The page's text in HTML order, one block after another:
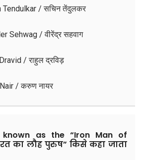
Tendulkar / सचिन तेंदुलकर
Sehwag / वीरेंद्र सहवाग
/ राहुल द्रविड़
/ करुण नायर
as the “Iron Man of
का लौह पुरुष” किसे कहा जाता